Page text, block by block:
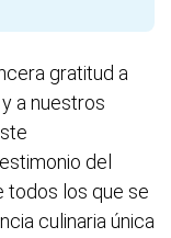
gratitud a
a nuestros
del
todos los que se
culinaria única